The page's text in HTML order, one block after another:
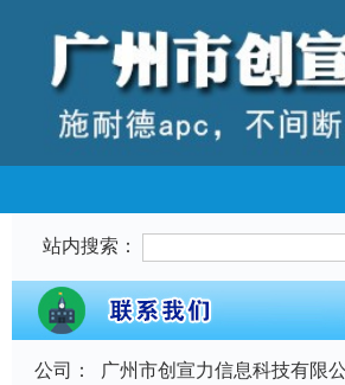
站内搜索：
公司：
广州市创宣力信息科技有限